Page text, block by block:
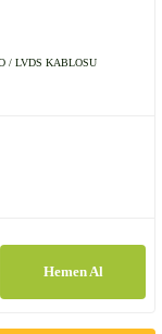
/ LVDS KABLOSU
Hemen Al